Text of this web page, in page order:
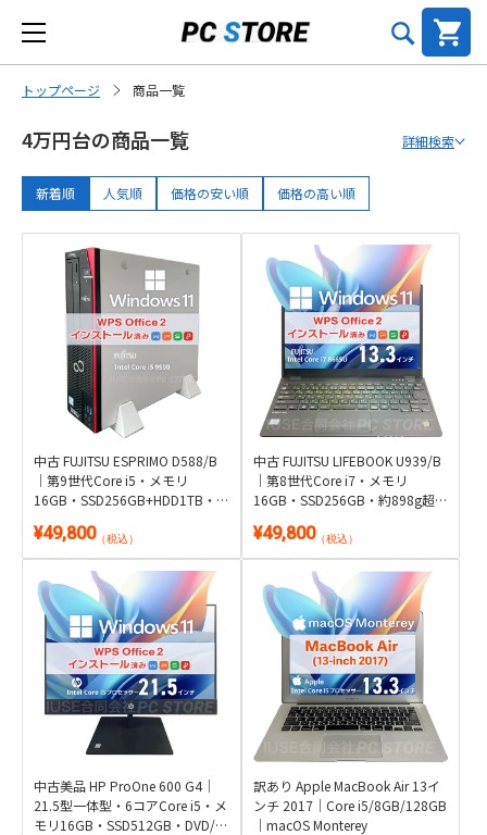
トップページ 商品一覧
4万円台の商品一覧 詳細検索
新着順 人気順 価格の安い順 価格の高い順
中古 FUJITSU ESPRIMO D588/B
｜第9世代Core i5・メモリ
16GB・SSD256GB+HDD1TB・
Office 2付き
¥49,800（税込）
中古 FUJITSU LIFEBOOK U939/B
｜第8世代Core i7・メモリ
16GB・SSD256GB・約898g超軽
付き
¥49,800（税込）
中古美品 HP ProOne 600 G4｜
21.5型一体型・6コアCore i5・メ
モリ16GB・SSD512GB・DVD/カ
訳あり Apple MacBook Air 13イ
ンチ 2017｜Core i5/8GB/128GB
｜macOS Monterey